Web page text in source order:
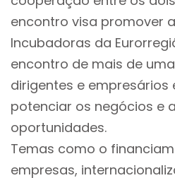
encontro visa promover
Incubadoras da
encontro de mais de
dirigentes e empresários
potenciar os negócios e
oportunidades.
Temas como o
empresas,